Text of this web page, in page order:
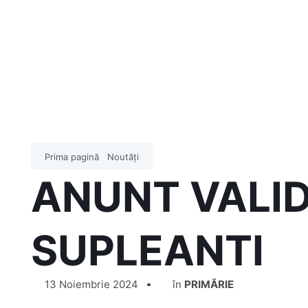
Prima pagină Noutăți
ANUNT
SUPLEANTI
13 Noiembrie 2024 în PRIMĂRIE